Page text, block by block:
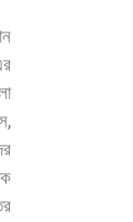
,